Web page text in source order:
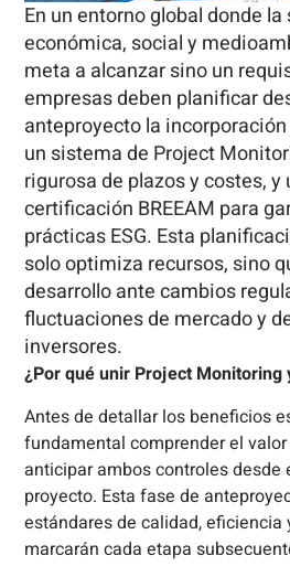
En un entorno global donde
económica, social y
meta a alcanzar sino un
empresas deben planificar
anteproyecto la
un sistema de Project
rigurosa de plazos y costes, y
certificación BREEAM para
prácticas ESG. Esta
solo optimiza recursos, sino
desarrollo ante cambios
fluctuaciones de mercado y
inversores.
¿Por qué unir Project Monitoring
Antes de detallar los beneficios
fundamental comprender el
anticipar ambos controles desde
proyecto. Esta fase de
estándares de calidad, eficiencia
marcarán cada etapa